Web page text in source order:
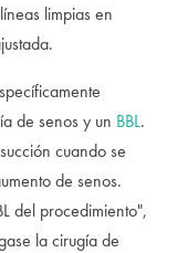
limpias en
de senos y un BBL.
cuando se
de senos.
del procedimiento",
la cirugía de